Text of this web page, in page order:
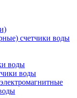
счетчики воды
воды
воды